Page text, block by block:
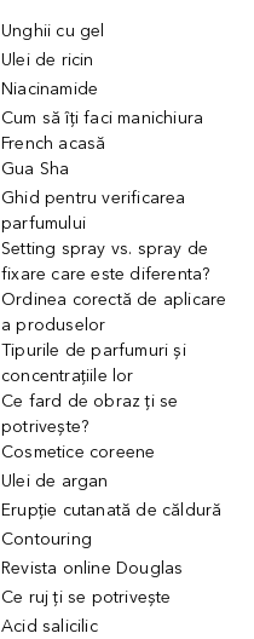
Unghii cu gel
Ulei de ricin
Niacinamide
Cum să îți faci manichiura
French acasă
Gua Sha
Ghid pentru verificarea
parfumului
Setting spray vs. spray de
fixare care este diferenta?
Ordinea corectă de aplicare
a produselor
Tipurile de parfumuri și
concentrațiile lor
Ce fard de obraz ți se
potrivește?
Cosmetice coreene
Ulei de argan
Erupție cutanată de căldură
Contouring
Revista online Douglas
Ce ruj ți se potrivește
Acid salicilic